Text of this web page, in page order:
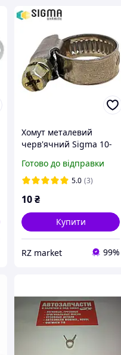
Хомут металевий
черв'ячний Sigma 10-
газового шланга 9мм
Готово до відправки
5.0 (3)
10₴
Купити
RZ market 99%